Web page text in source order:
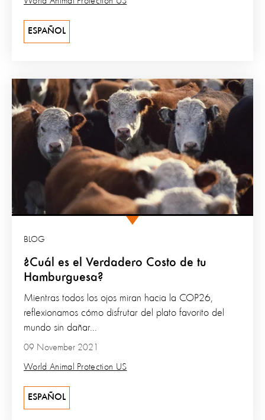
ESPAÑOL
¿Cuál es el Verdadero Costo de tu
Hamburguesa?
BLOG
09 November 2021
World Animal Protection US
Mientras todos los ojos miran hacia la COP26,
reflexionamos cómo disfrutar del plato favorito del
mundo sin dañar...
ESPAÑOL